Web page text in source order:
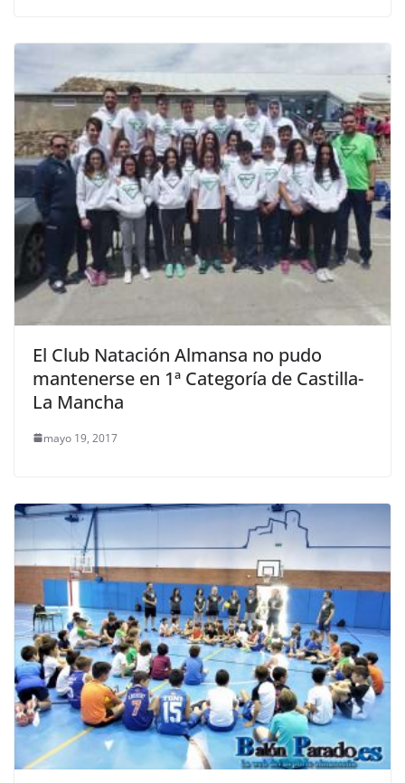
El Club Natación Almansa no pudo
mantenerse en 1ª Categoría de Castilla-
La Mancha
mayo 19, 2017